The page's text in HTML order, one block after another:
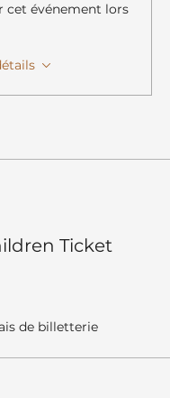
cet événement lors
Ticket
de billetterie